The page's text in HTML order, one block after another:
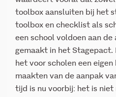
toolbox aansluiten bij het
toolbox en checklist als
een school voldoen aan de
gemaakt in het Stagepact.
het voor scholen een
maakten van de aanpak
tijd is nu voorbij: het is